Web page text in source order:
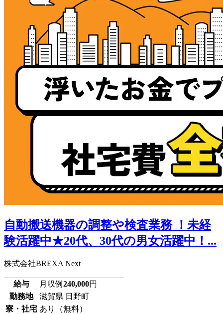
自動搬送機器の調整や検査業務 ！未経
験活躍中★20代、30代の男女活躍中！...
株式会社BREXA Next
給与 月収例 240,000円
勤務地
滋賀県 日野町
寮・社宅 あり（無料）